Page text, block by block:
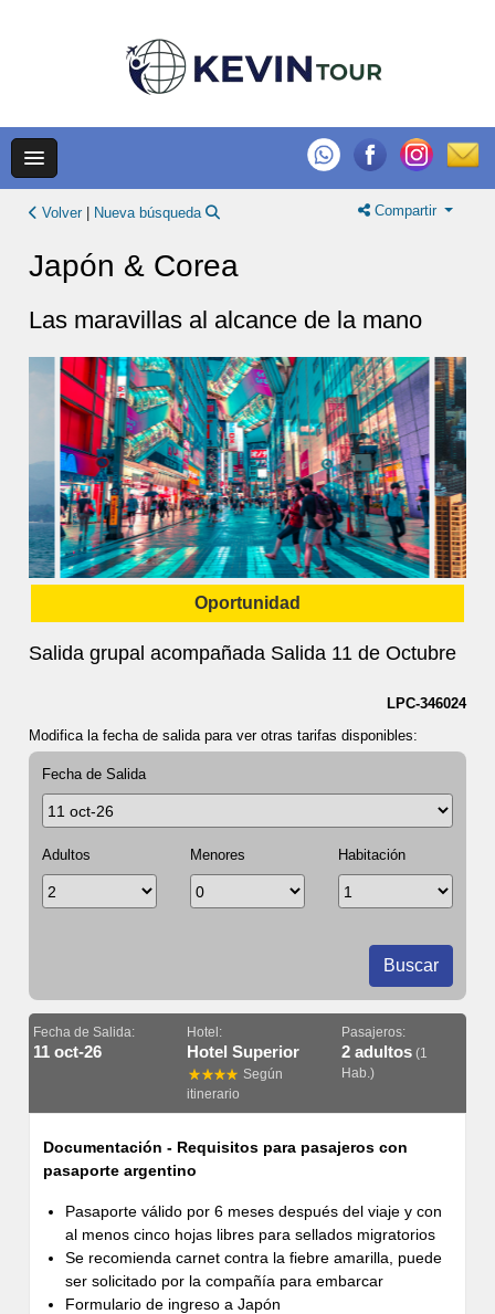
Volver| Nueva búsqueda Compartir
Japón & Corea
Las maravillas al alcance de la mano
Oportunidad
Salida grupal acompañada Salida 11 de Octubre
LPC-346024
Modifica la fecha de salida para ver otras tarifas disponibles:
Fecha de Salida
Adultos Menores Habitación
Buscar
Fecha de Salida:
11 oct-26
Hotel:
Hotel Superior
Según
itinerario
Pasajeros:
2 adultos(1
Hab.)
Documentación - Requisitos para pasajeros con
pasaporte argentino
Pasaporte válido por 6 meses después del viaje y con
al menos cinco hojas libres para sellados migratorios
Se recomienda carnet contra la fiebre amarilla, puede
ser solicitado por la compañía para embarcar
Formulario de ingreso a Japón